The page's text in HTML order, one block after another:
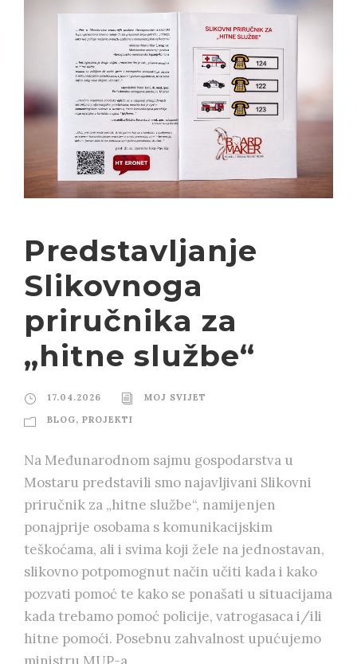
Predstavljanje
Slikovnoga
priručnika za
„hitne službe“
17.04.2026
MOJ SVIJET
BLOG, PROJEKTI
Na Međunarodnom sajmu gospodarstva u
Mostaru predstavili smo najavljivani Slikovni
priručnik za „hitne službe“, namijenjen
ponajprije osobama s komunikacijskim
teškoćama, ali i svima koji žele na jednostavan,
slikovno potpomognut način učiti kada i kako
pozvati pomoć te kako se ponašati u situacijama
kada trebamo pomoć policije, vatrogasaca i/ili
hitne pomoći. Posebnu zahvalnost upućujemo